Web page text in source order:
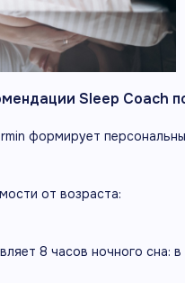
Sleep Coach
формирует
от возраста:
8 часов ночного сна: в